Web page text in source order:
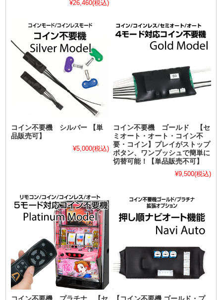
¥26,460(税込)
コイン不要機 シルバー 【単
品販売可】
¥5,000(税込)
コイン不要機 ゴールド 【セ
ミオート・オート・コイン不
要・コイン】プレイがストップ
ボタン、ワンプッシュで簡単に
切替可能！【単品販売不可】
¥9,500(税込)